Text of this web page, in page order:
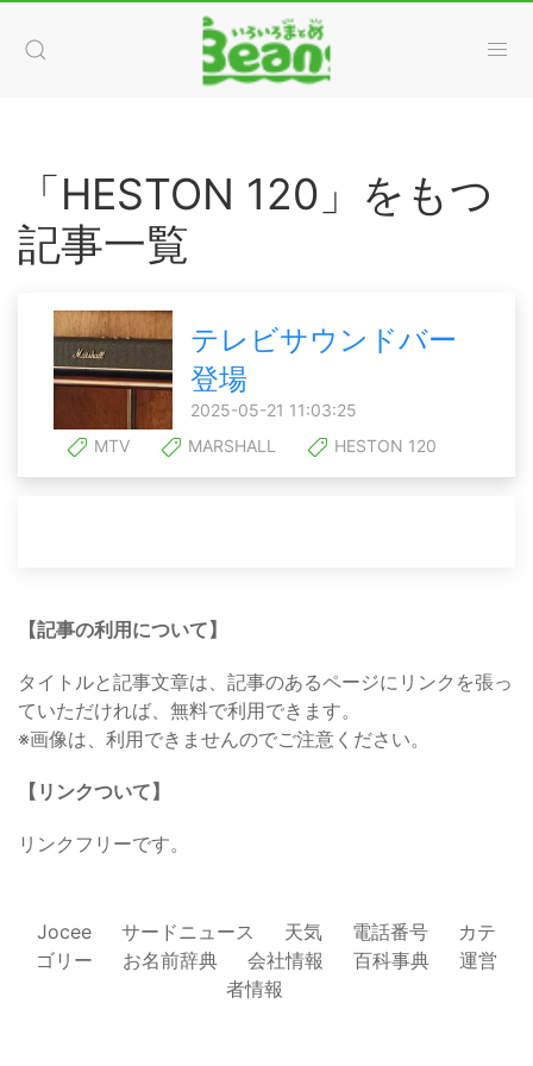
「HESTON 120」をもつ
記事一覧
テレビサウンドバー
登場
2025-05-21 11:03:25
MTV
MARSHALL HESTON 120
【記事の利用について】
タイトルと記事文章は、記事のあるページにリンクを張っ
ていただければ、無料で利用できます。
※画像は、利用できませんのでご注意ください。
【リンクついて】
リンクフリーです。
Jocee サードニュース 天気 電話番号
カテ
ゴリー
お名前辞典 会社情報 百科事典
運営
者情報